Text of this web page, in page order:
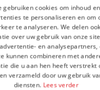
onze
gebruiken cookies om inhoud en
te personaliseren en om
te analyseren. We delen
over uw gebruik van onze
en analysepartners,
kunnen combineren met
die u aan hen heeft verstrekt
verzameld door uw gebruik
diensten. Lees verder